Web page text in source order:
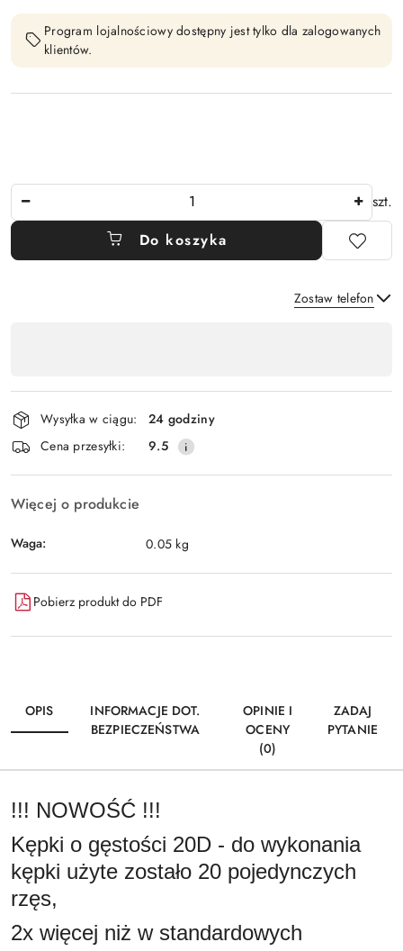
Program lojalnościowy dostępny jest tylko dla zalogowanych
klientów.
szt.
Do koszyka
Zostaw telefon
płatność
i
dostawa
Wysyłka w ciągu:
24 godziny
Cena przesyłki:
9.5
Więcej o produkcie
Waga: 0.05 kg
Pobierz produkt do PDF
OPIS
INFORMACJE DOT.
BEZPIECZEŃSTWA
OPINIE I
OCENY
(0)
ZADAJ
PYTANIE
!!! NOWOŚĆ !!!
Kępki o gęstości 20D - do wykonania
kępki użyte zostało 20 pojedynczych
rzęs,
2x więcej niż w standardowych